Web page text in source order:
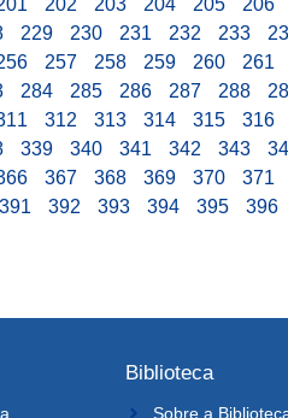
229 230 231 232 233
257 258 259 260 261
284 285 286 287 288
312 313 314 315 316
339 340 341 342 343
367 368 369 370 371
391 392 393 394 395 396
Biblioteca
Sobre a